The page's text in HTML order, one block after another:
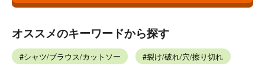
オススメのキーワードから探す
シャツ/ブラウス/カットソー 裂け/破れ/穴/擦り切れ